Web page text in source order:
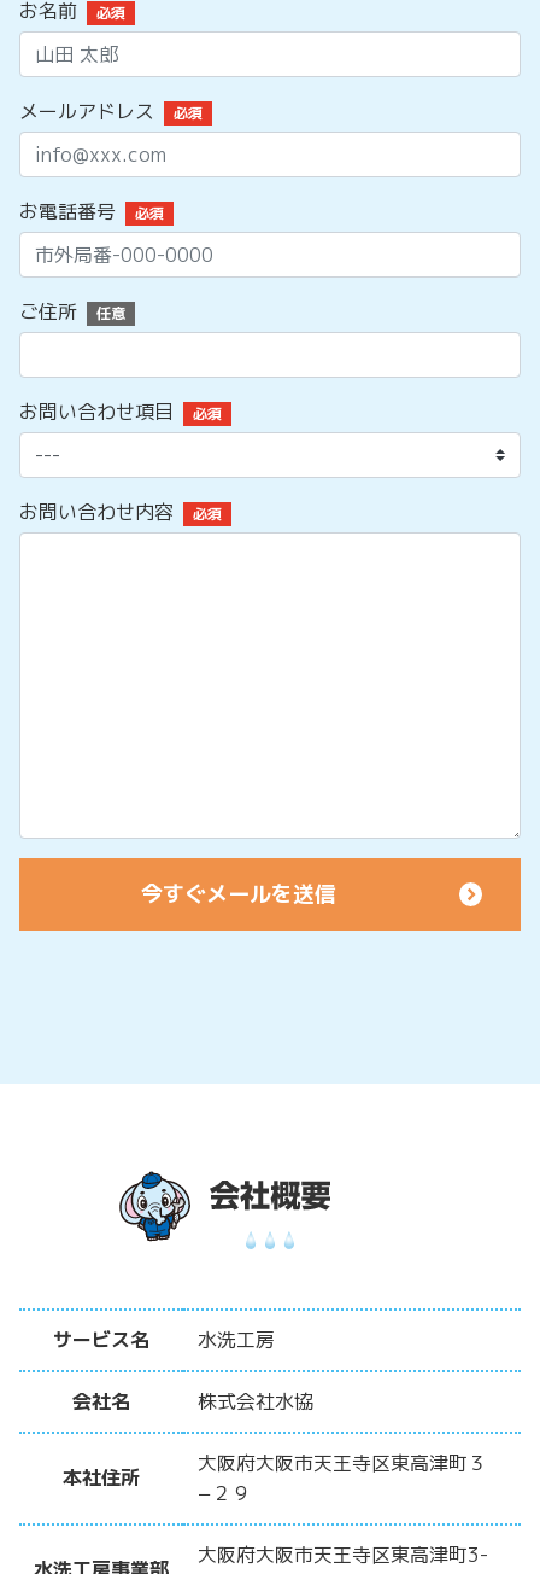
お名前 必須
メールアドレス 必須
お電話番号 必須
ご住所 任意
お問い合わせ項目 必須
お問い合わせ内容 必須
サービス名 水洗工房
会社名 株式会社水協
本社住所
大阪府大阪市天王寺区東高津町３
−２９
大阪府大阪市天王寺区東高津町3-